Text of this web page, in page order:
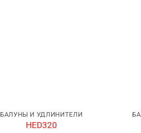
БАЛУНЫ И УДЛИНИТЕЛИ
HED320